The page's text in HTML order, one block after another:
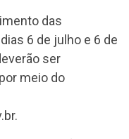
das
6 de julho e 6 de
ser
meio do